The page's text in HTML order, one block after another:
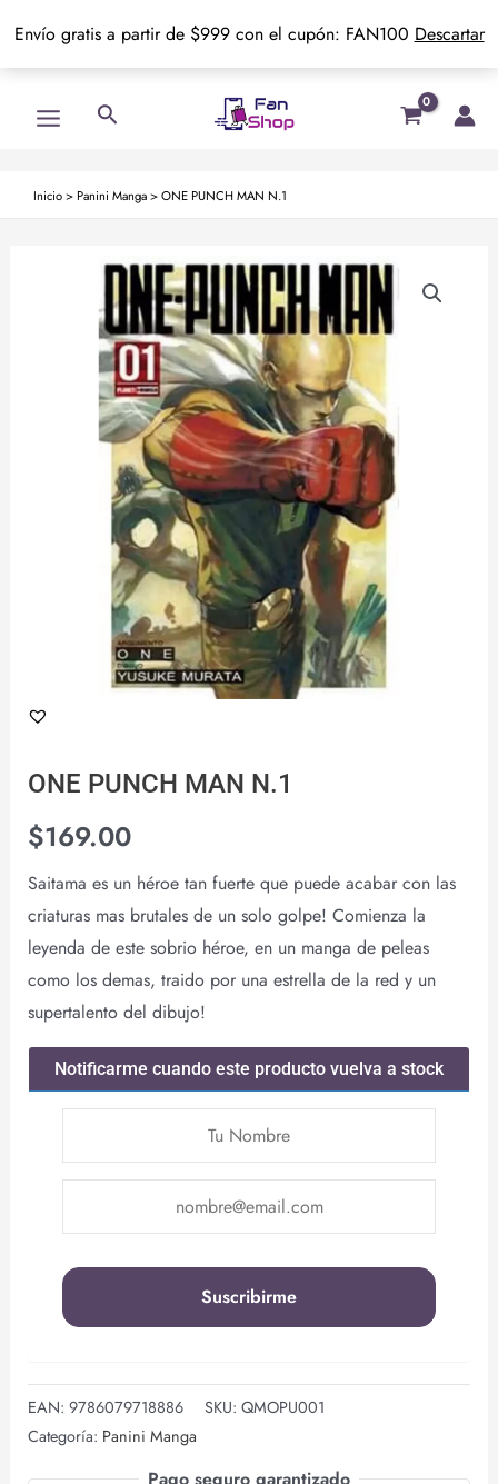
Envío gratis a partir de $999 con el cupón: FAN100 Descartar
Menu
Buscar
Inicio> Panini Manga>ONE PUNCH MAN N.1
ONE PUNCH MAN N.1
$169.00
Saitama es un héroe tan fuerte que puede acabar con las
criaturas mas brutales de un solo golpe! Comienza la
leyenda de este sobrio héroe, en un manga de peleas
como los demas, traido por una estrella de la red y un
supertalento del dibujo!
Notificarme cuando este producto vuelva a stock
EAN: 9786079718886 SKU: QMOPU001
Categoría: Panini Manga